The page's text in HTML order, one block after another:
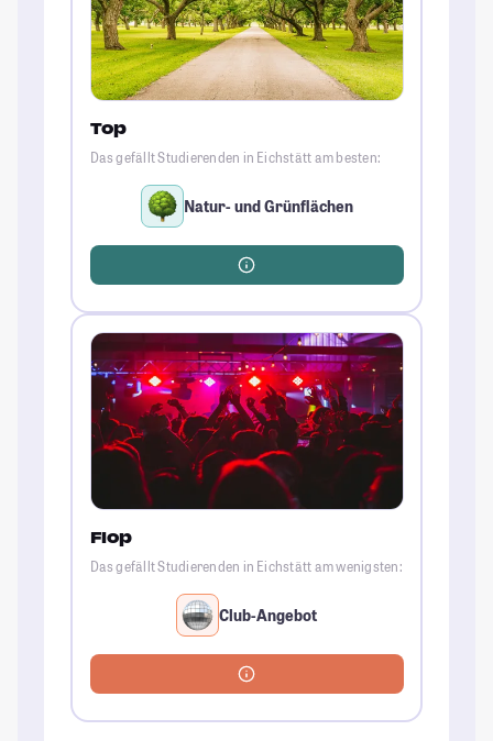
Top
Das gefällt Studierenden in Eichstätt am besten:
Natur- und Grünflächen
Flop
Das gefällt Studierenden in Eichstätt am wenigsten:
Club-Angebot